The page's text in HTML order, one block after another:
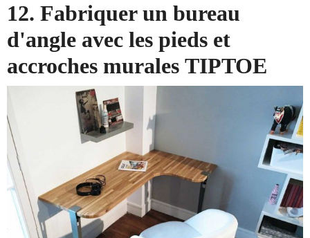
12. Fabriquer un bureau
d'angle avec les pieds et
accroches murales TIPTOE